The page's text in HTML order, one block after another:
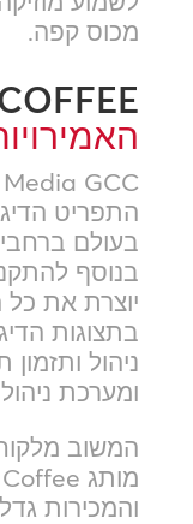
מכוס קפה.
התפריט
בעולם ברחבי
יוצרת את כל
בתצוגות
ניהול ותזמון
ומערכת
המשוב
והמכירות